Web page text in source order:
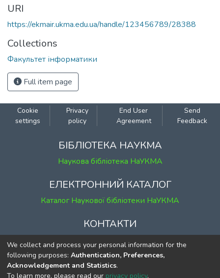
URI
https://ekmair.ukma.edu.ua/handle/123456789/28388
Collections
Факультет інформатики
Full item page
Cookie
settings
Privacy
policy
End User
Agreement
Send
Feedback
БІБЛІОТЕКА НАУКМА
Наукова бібліотека НаУКМА
ЕЛЕКТРОННИЙ КАТАЛОГ
Каталог Наукової бібліотеки НаУКМА
КОНТАКТИ
м. Київ, вул. Григорія Сковороди, 2
к. 1, к. 120
тел. (044) 463-69-31
We collect and process your personal information for the
following purposes: Authentication, Preferences,
Acknowledgement and Statistics.
To learn more, please read our privacy policy.